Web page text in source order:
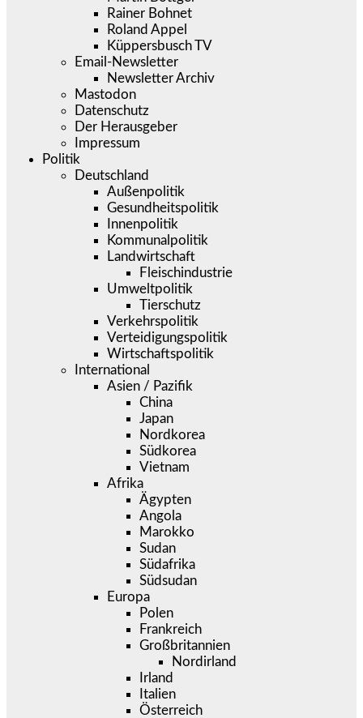
Rainer Bohnet
Roland Appel
Küppersbusch TV
Email-Newsletter
Newsletter Archiv
Mastodon
Datenschutz
Der Herausgeber
Impressum
Politik
Deutschland
Außenpolitik
Gesundheitspolitik
Innenpolitik
Kommunalpolitik
Landwirtschaft
Fleischindustrie
Umweltpolitik
Tierschutz
Verkehrspolitik
Verteidigungspolitik
Wirtschaftspolitik
International
Asien / Pazifik
China
Japan
Nordkorea
Südkorea
Vietnam
Afrika
Ägypten
Angola
Marokko
Sudan
Südafrika
Südsudan
Europa
Polen
Frankreich
Großbritannien
Nordirland
Irland
Italien
Österreich